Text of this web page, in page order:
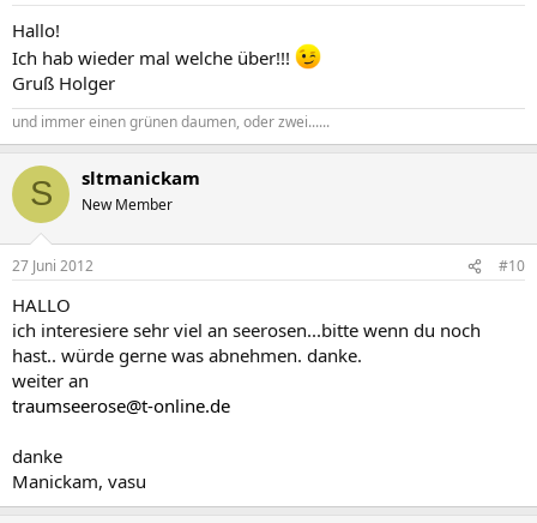
Hallo!
Ich hab wieder mal welche über!!!
Gruß Holger
und immer einen grünen daumen, oder zwei......
S sltmanickam
New Member
27 Juni 2012 #10
HALLO
ich interesiere sehr viel an seerosen...bitte wenn du noch
hast.. würde gerne was abnehmen. danke.
weiter an
traumseerose@t-online.de
danke
Manickam, vasu